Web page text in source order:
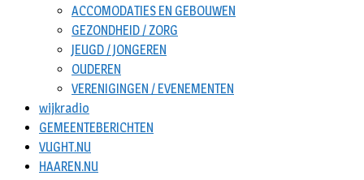
ACCOMODATIES EN GEBOUWEN
GEZONDHEID / ZORG
JEUGD / JONGEREN
OUDEREN
VERENIGINGEN / EVENEMENTEN
wijkradio
GEMEENTEBERICHTEN
VUGHT.NU
HAAREN.NU